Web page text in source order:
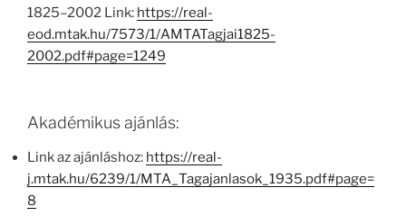
1825–2002 Link: https://real-
eod.mtak.hu/7573/1/AMTATagjai1825-
2002.pdf#page=1249
Akadémikus ajánlás:
Link az ajánláshoz: https://real-
j.mtak.hu/6239/1/MTA_Tagajanlasok_1935.pdf#page=
8